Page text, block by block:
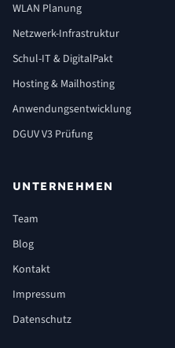
WLAN Planung
Netzwerk-Infrastruktur
Schul-IT & DigitalPakt
Hosting & Mailhosting
Anwendungsentwicklung
DGUV V3 Prüfung
UNTERNEHMEN
Team
Blog
Kontakt
Impressum
Datenschutz